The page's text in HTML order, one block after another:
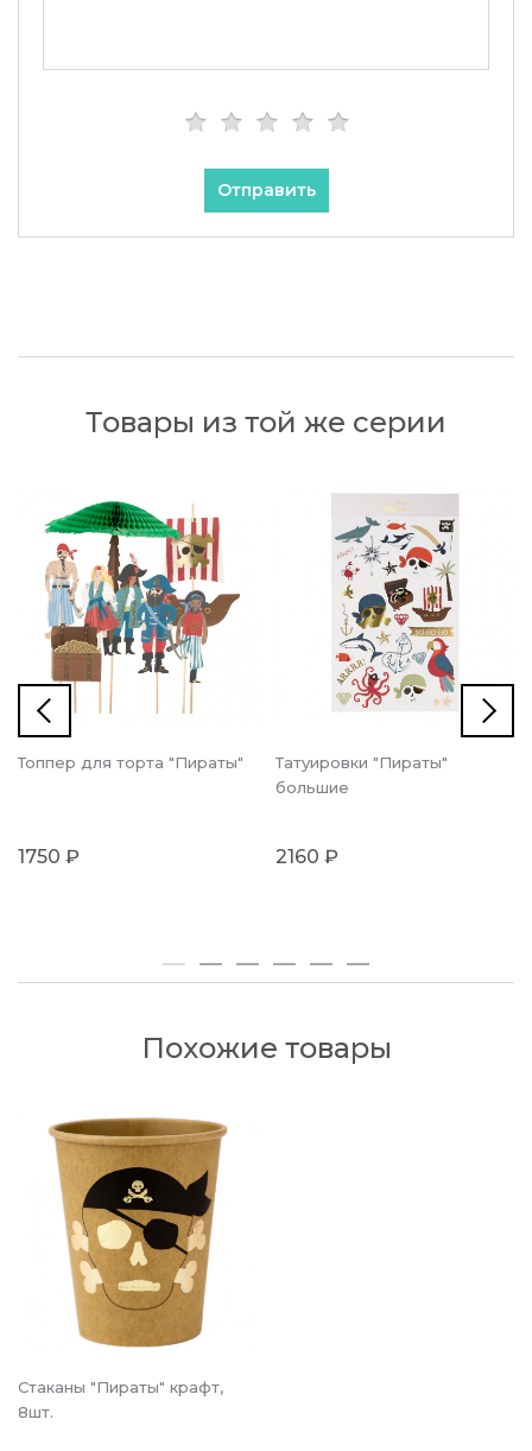
Отправить
Товары из той же серии
Топпер для торта "Пираты"
1750 ₽
Татуировки "Пираты"
большие
2160 ₽
Похожие товары
Стаканы "Пираты" крафт,
8шт.